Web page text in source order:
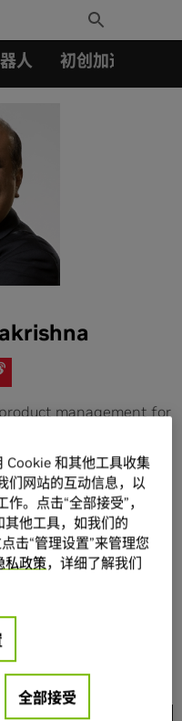
Toggle
Search
人 初创加速会员成
management for
general manager for
the business
robots, drones,
products.
head of platform and
office at Sony
responsible for
and wearables to
of Engineering
Cookie 和其他工具收集
们网站的互动信息，以
。点击“全部接受”，
他工具，如我们的
击“管理设置”来管理您
私政策，详细了解我们
全部接受